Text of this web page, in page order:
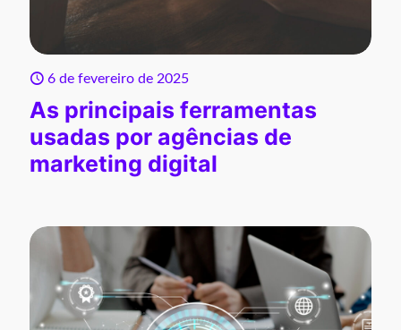
6 de fevereiro de 2025
As principais ferramentas
usadas por agências de
marketing digital